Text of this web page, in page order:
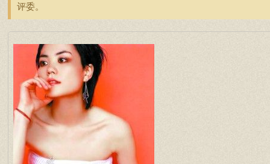
评委。